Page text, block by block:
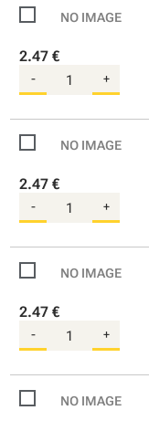
2.47 €
- +
2.47 €
- +
2.47 €
- +